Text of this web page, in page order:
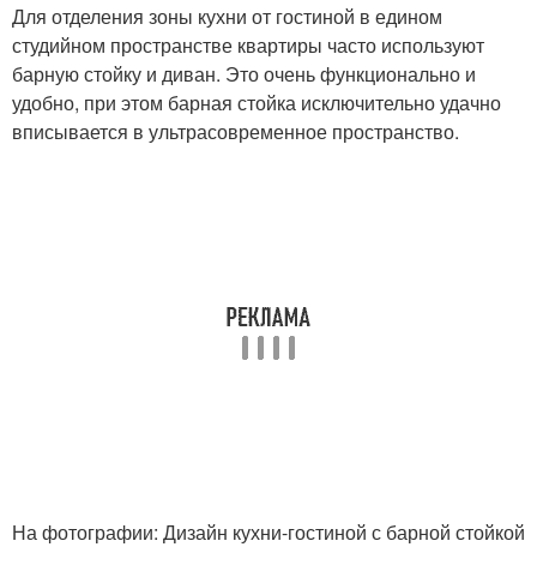
Для отделения зоны кухни от гостиной в едином
студийном пространстве квартиры часто используют
барную стойку и диван. Это очень функционально и
удобно, при этом барная стойка исключительно удачно
вписывается в ультрасовременное пространство.
На фотографии: Дизайн кухни-гостиной с барной стойкой